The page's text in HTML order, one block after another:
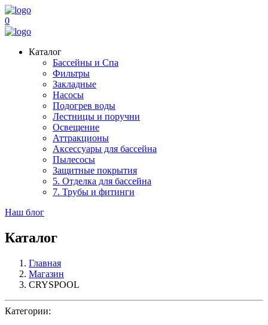
0
Каталог
Бассейны и Спа
Фильтры
Закладные
Насосы
Подогрев воды
Лестницы и поручни
Освещение
Аттракционы
Аксессуары для бассейна
Пылесосы
Защитные покрытия
5. Отделка для бассейна
7. Трубы и фитинги
Наш блог
Каталог
Главная
Магазин
CRYSPOOL
Категории: